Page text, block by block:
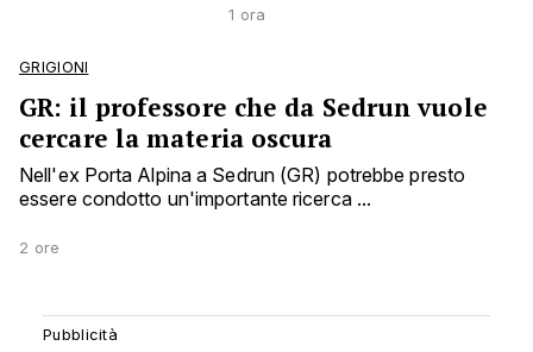
1 ora
GRIGIONI
GR: il professore che da Sedrun vuole
cercare la materia oscura
Nell'ex Porta Alpina a Sedrun (GR) potrebbe presto
essere condotto un'importante ricerca ...
2 ore